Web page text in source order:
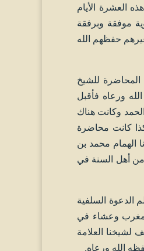
العشرة الأيام
موفقة وبرفقة
حفظهم الله
وكانت قد أعلنت المحاضرة للشيخ
ورعاه فأقبل
وكانت هناك
كانت محاضرة
الهمام محمد بن
من أهل السنة في
علم الدعوة السلفية
مغرب وعشاء في
لشيخنا العلامة
الله ورعاه.